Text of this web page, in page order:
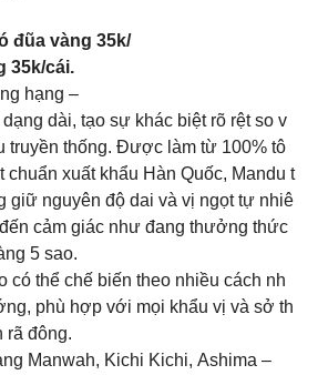
đũa vàng 35k/
35k/cái.
hạng –
dài, tạo sự khác biệt rõ rệt so v
truyền thống. Được làm từ 100% tô
chuẩn xuất khẩu Hàn Quốc, Mandu t
giữ nguyên độ dai và vị ngọt tự nhiê
cảm giác như đang thưởng thức
5 sao.
có thể chế biến theo nhiều cách nh
phù hợp với mọi khẩu vị và sở th
rã đông.
Manwah, Kichi Kichi, Ashima –